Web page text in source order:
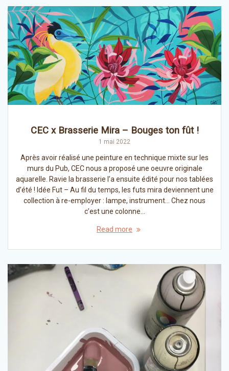
CEC x Brasserie Mira – Bouges ton fût !
1 mai 2022
Après avoir réalisé une peinture en technique mixte sur les
murs du Pub, CEC nous a proposé une oeuvre originale
aquarelle. Ravie la brasserie l’a ensuite édité pour nos tablées
d’été ! Idée Fut – Au fil du temps, les futs mira deviennent une
collection à re-employer : lampe, instrument… Chez nous
c’est une colonne…
Read more